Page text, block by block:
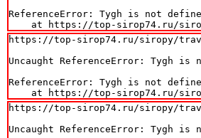
ReferenceError: Tygh is not
at https://top-sirop74.ru/
https://top-sirop74.ru/siropy/
Uncaught ReferenceError: Tygh is
ReferenceError: Tygh is not
at https://top-sirop74.ru/
https://top-sirop74.ru/siropy/
Uncaught ReferenceError: Tygh is